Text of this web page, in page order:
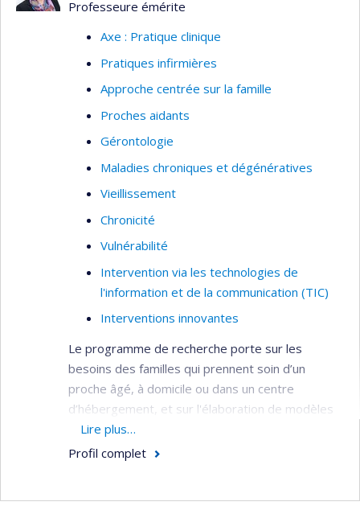
spécifiquement, ses travaux visent à mieux
comprendre l’expérience et les comportements
de ces personnes âgées et à développer des
d’améliorer la qualité des soins. Puisque
l’expérience et les comportements des
personnes âgées sont influencés et ont des
constituent la personne âgée, ses personnes
proches aidantes et l'équipe soignante. Elle utilise
des méthodes de recherche variées (qualitatives,
quantitatives, mixtes, recherche-action). Elle a
aussi un intérêt pour les phénomènes sociaux
plus larges que sont le vieillissement et l’âgisme,
ainsi que pour les fondements philosophiques et
théoriques de la discipline infirmière.
Professeure émérite
Axe : Pratique clinique
Pratiques infirmières
Approche centrée sur la famille
Proches aidants
Gérontologie
Maladies chroniques et dégénératives
Vieillissement
Chronicité
Vulnérabilité
Intervention via les technologies de
l'information et de la communication (TIC)
Interventions innovantes
Le programme de recherche porte sur les
besoins des familles qui prennent soin d’un
proche âgé, à domicile ou dans un centre
d’hébergement, et sur l'élaboration de modèles
novateurs et efficaces d’intervention en soins
infirmiers auprès de ces familles, notamment les
Lire plus…
Profil complet